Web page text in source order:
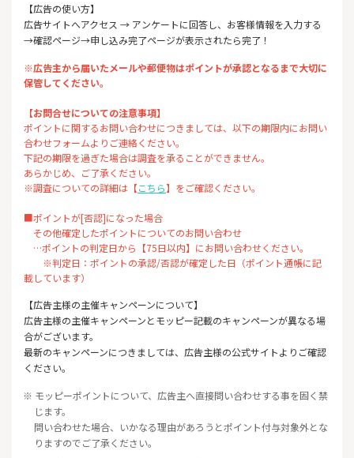
【広告の使い方】
広告サイトへアクセス → アンケートに回答し、お客様情報を入力する
→確認ページ→申し込み完了ページが表示されたら完了！
※広告主から届いたメールや郵便物はポイントが承認となるまで大切に
保管してください。
【お問合せについての注意事項】
ポイントに関するお問い合わせにつきましては、以下の期限内にお問い
合わせフォームよりご連絡ください。
下記の期限を過ぎた場合は調査を承ることができません。
あらかじめ、ご了承ください。
※調査についての詳細は【こちら】をご確認ください。
■ポイントが[否認]になった場合
その他確定したポイントについてのお問い合わせ
…ポイントの判定日から【75日以内】にお問い合わせください。
※判定日：ポイントの承認/否認が確定した日（ポイント通帳に記
載しています）
【広告主様の主催キャンペーンについて】
広告主様の主催キャンペーンとモッピー記載のキャンペーンが異なる場
合がございます。
最新のキャンペーンにつきましては、広告主様の公式サイトよりご確認
ください。
※ モッピーポイントについて、広告主へ直接問い合わせする事を固く禁
じます。
問い合わせた場合、いかなる理由があろうとポイント付与対象外とな
りますのでご了承ください。